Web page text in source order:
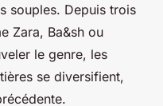
souples. Depuis trois
Zara, Ba&sh ou
le genre, les
se diversifient,